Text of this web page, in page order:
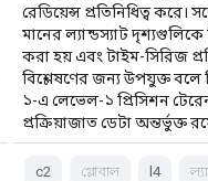
রেডিয়েন্স প্রতিনিধিত্ব করে।
মানের ল্যান্ডস্যাট
করা হয় এবং টাইম-সিরিজ
বিশ্লেষণের জন্য উপযুক্ত বলে
১-এ লেভেল-১ প্রিসিশন
প্রক্রিয়াজাত ডেটা অন্তর্ভুক্ত
c2 গ্লোবাল l4